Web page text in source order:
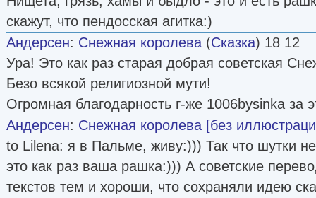
скажут, что пендосская агитка:)
Андерсен: Снежная королева (Сказка) 18 12
Ура! Это как раз старая добрая советская
Безо всякой религиозной мути!
Огромная благодарность г-же 1006bysinka за
Андерсен: Снежная королева [без
to Lilena: я в Пальме, живу:))) Так что шутки
это как раз ваша рашка:))) А советские
текстов тем и хороши, что сохраняли идею